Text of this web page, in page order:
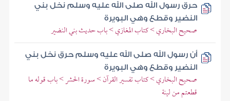
حرق رسول الله صلى الله عليه وسلم نخل بني
النضير وقطع وهي البويرة
صحيح البخاري > كتاب المغازي > باب حديث بني النضير
أن رسول الله صلى الله عليه وسلم حرق نخل بني
النضير وقطع وهي البويرة
صحيح البخاري > كتاب تفسير القرآن > سورة الحشر > باب قوله ما
قطعتم من لينة